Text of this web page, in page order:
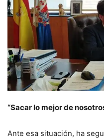
“Sacar lo mejor de
Ante esa situación, ha